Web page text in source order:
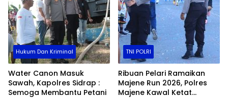
Hukum Dan Kriminal
Water Canon Masuk
Sawah, Kapolres Sidrap :
Semoga Membantu Petani
TNI POLRI
Ribuan Pelari Ramaikan
Majene Run 2026, Polres
Majene Kawal Ketat